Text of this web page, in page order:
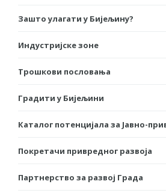
Зашто улагати у Бијељину?
Индустријске зоне
Трошкови пословања
Градити у Бијељини
Каталог потенцијала за Јавно-
Покретачи привредног развоја
Партнерство за развој Града